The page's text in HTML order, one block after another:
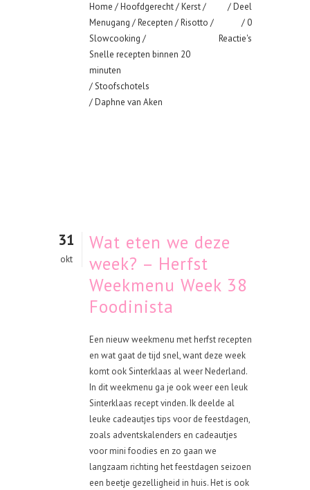
Home /Hoofdgerecht/Kerst/
Menugang /Recepten /Risotto /
Slowcooking /
Snelle recepten binnen 20
minuten
/Stoofschotels
/ Daphne van Aken
Deel
0
Reactie's
31
okt
Wat eten we deze
week? – Herfst
Weekmenu Week 38
Foodinista
Een nieuw weekmenu met herfst recepten
en wat gaat de tijd snel, want deze week
komt ook Sinterklaas al weer Nederland.
In dit weekmenu ga je ook weer een leuk
Sinterklaas recept vinden. Ik deelde al
leuke cadeautjes tips voor de feestdagen,
zoals adventskalenders en cadeautjes
voor mini foodies en zo gaan we
langzaam richting het feestdagen seizoen
een beetje gezelligheid in huis. Het is ook